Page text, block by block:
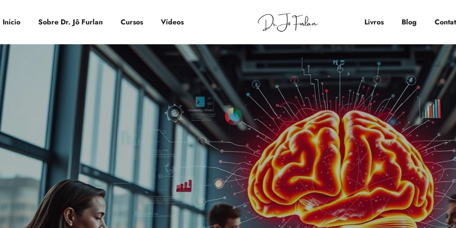
Inicio Sobre Dr. Jô Furlan Cursos Vídeos Livros Blog